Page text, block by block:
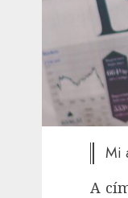
Mi
A